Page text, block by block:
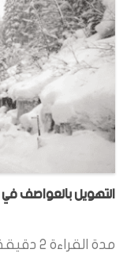
التهويل بالعواصف في
مدة القراءة 2